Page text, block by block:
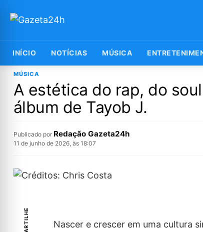
INÍCIO NOTÍCIAS MÚSICA
MÚSICA
A estética do rap, do
álbum de Tayob J.
Publicado por Redação Gazeta24h
11 de junho de 2026, às 18:07
Nascer e crescer em uma cultura